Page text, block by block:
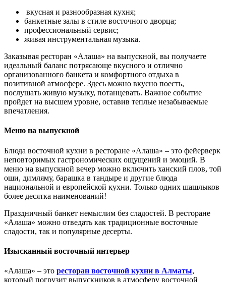
вкусная и разнообразная кухня;
банкетные залы в стиле восточного дворца;
профессиональный сервис;
живая инструментальная музыка.
Заказывая ресторан «Алаша» на выпускной, вы получаете
идеальный баланс потрясающе вкусного и отлично
организованного банкета и комфортного отдыха в
позитивной атмосфере. Здесь можно вкусно поесть,
послушать живую музыку, потанцевать. Важное событие
пройдет на высшем уровне, оставив теплые незабываемые
впечатления.
Меню на выпускной
Блюда восточной кухни в ресторане «Алаша» – это фейерверк
неповторимых гастрономических ощущений и эмоций. В
меню на выпускной вечер можно включить ханский плов, той
оши, димляму, барашка в тандыре и другие блюда
национальной и европейской кухни. Только одних шашлыков
более десятка наименований!
Праздничный банкет немыслим без сладостей. В ресторане
«Алаша» можно отведать как традиционные восточные
сладости, так и популярные десерты.
Изысканный восточный интерьер
«Алаша» – это ресторан восточной кухни в Алматы,
который погрузит выпускников в атмосферу восточной